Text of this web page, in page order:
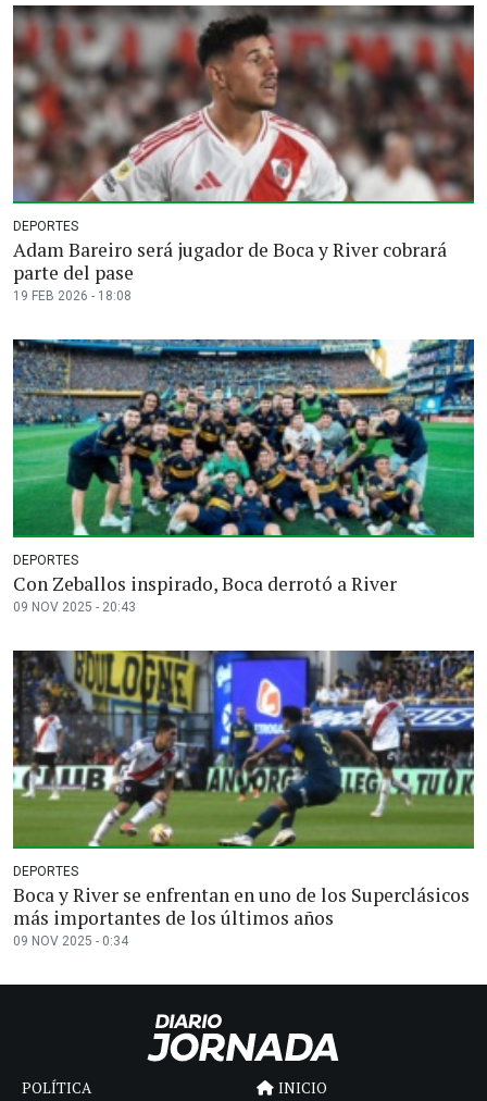
DEPORTES
Adam Bareiro será jugador de Boca y River cobrará
parte del pase
19 FEB 2026 - 18:08
DEPORTES
Con Zeballos inspirado, Boca derrotó a River
09 NOV 2025 - 20:43
DEPORTES
Boca y River se enfrentan en uno de los Superclásicos
más importantes de los últimos años
09 NOV 2025 - 0:34
POLÍTICA
INICIO